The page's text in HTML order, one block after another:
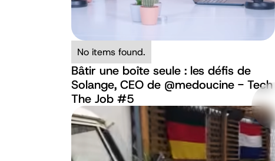
No items found.
Bâtir une boîte seule : les défis de
Solange, CEO de ‪@medoucine‬ - Tech
The Job #5